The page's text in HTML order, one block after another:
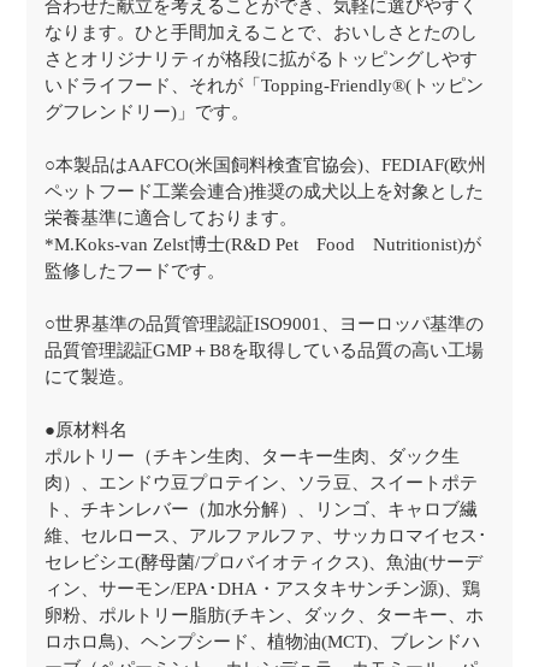
合わせた献立を考えることができ、気軽に選びやすく
なります。ひと手間加えることで、おいしさとたのし
さとオリジナリティが格段に拡がるトッピングしやす
いドライフード、それが「Topping-Friendly®(トッピン
グフレンドリー)」です。
○本製品はAAFCO(米国飼料検査官協会)、FEDIAF(欧州
ペットフード工業会連合)推奨の成犬以上を対象とした
栄養基準に適合しております。
*M.Koks-van Zelst博士(R&D Pet Food Nutritionist)が
監修したフードです。
○世界基準の品質管理認証ISO9001、ヨーロッパ基準の
品質管理認証GMP＋B8を取得している品質の高い工場
にて製造。
●原材料名
ポルトリー（チキン生肉、ターキー生肉、ダック生
肉）、エンドウ豆プロテイン、ソラ豆、スイートポテ
ト、チキンレバー（加水分解）、リンゴ、キャロブ繊
維、セルロース、アルファルファ、サッカロマイセス･
セレビシエ(酵母菌/プロバイオティクス)、魚油(サーデ
ィン、サーモン/EPA･DHA・アスタキサンチン源)、鶏
卵粉、ポルトリー脂肪(チキン、ダック、ターキー、ホ
ロホロ鳥)、ヘンプシード、植物油(MCT)、ブレンドハ